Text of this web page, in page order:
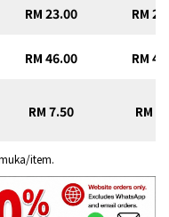
RM 23.00 RM
RM 46.00 RM
RM 7.50 RM
item.